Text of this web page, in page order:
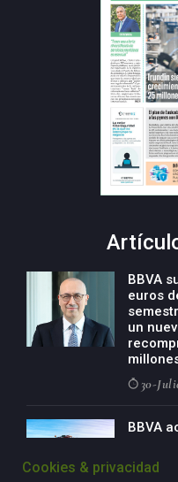
BBVA
euros
un
30-
BBVA
de
países
Cookies & privacidad